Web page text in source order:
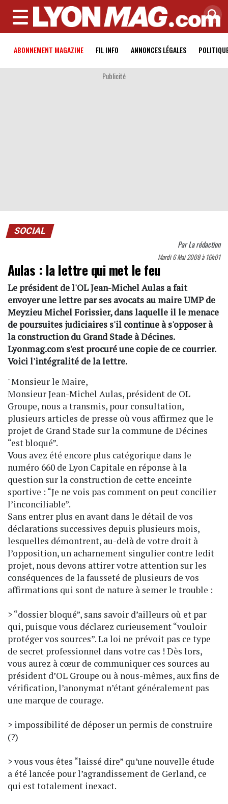
MENU
ABONNEMENT MAGAZINE FIL INFO ANNONCES LÉGALES
Publicité
SOCIAL
ParLa rédaction
Mardi 6 Mai 2008 à 16h01
Aulas : la lettre qui met le feu
Le président de l'OL Jean-Michel Aulas a fait
envoyer une lettre par ses avocats au maire UMP de
Meyzieu Michel Forissier, dans laquelle il le menace
de poursuites judiciaires s'il continue à s'opposer à
la construction du Grand Stade à Décines.
Lyonmag.com s'est procuré une copie de ce courrier.
Voici l'intégralité de la lettre.
"Monsieur le Maire,
Monsieur Jean-Michel Aulas, président de OL
Groupe, nous a transmis, pour consultation,
plusieurs articles de presse où vous affirmez que le
projet de Grand Stade sur la commune de Décines
“est bloqué”.
Vous avez été encore plus catégorique dans le
numéro 660 de Lyon Capitale en réponse à la
question sur la construction de cette enceinte
sportive : “Je ne vois pas comment on peut concilier
l’inconciliable”.
Sans entrer plus en avant dans le détail de vos
déclarations successives depuis plusieurs mois,
lesquelles démontrent, au-delà de votre droit à
l’opposition, un acharnement singulier contre ledit
projet, nous devons attirer votre attention sur les
conséquences de la fausseté de plusieurs de vos
affirmations qui sont de nature à semer le trouble :
> “dossier bloqué”, sans savoir d’ailleurs où et par
qui, puisque vous déclarez curieusement “vouloir
protéger vos sources”. La loi ne prévoit pas ce type
de secret professionnel dans votre cas ! Dès lors,
vous aurez à cœur de communiquer ces sources au
président d’OL Groupe ou à nous-mêmes, aux fins de
vérification, l’anonymat n’étant généralement pas
une marque de courage.
> impossibilité de déposer un permis de construire
(?)
> vous vous êtes “laissé dire” qu’une nouvelle étude
a été lancée pour l’agrandissement de Gerland, ce
qui est totalement inexact.